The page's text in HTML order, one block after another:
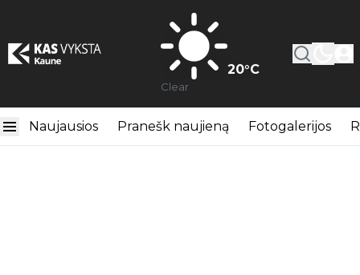
20°C
Clear
Naujausios Pranešk naujieną Fotogalerijos